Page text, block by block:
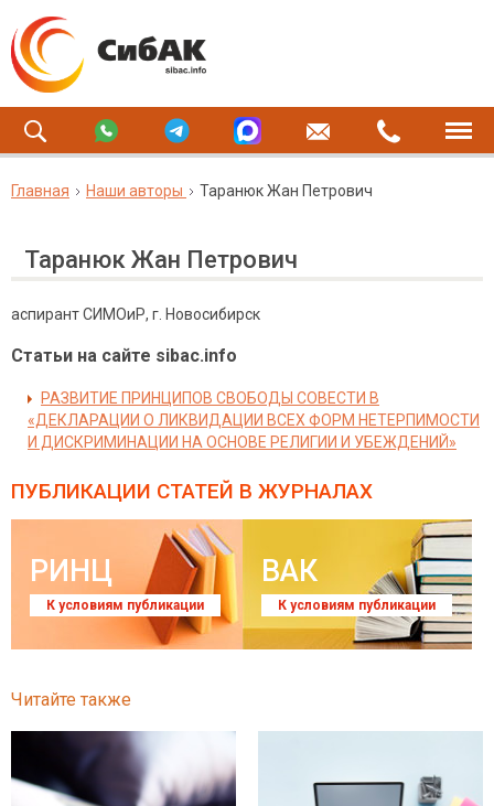
Главная Наши авторы Таранюк Жан Петрович
Таранюк Жан Петрович
аспирант СИМОиР, г. Новосибирск
Статьи на сайте sibac.info
РАЗВИТИЕ ПРИНЦИПОВ СВОБОДЫ СОВЕСТИ В
«ДЕКЛАРАЦИИ О ЛИКВИДАЦИИ ВСЕХ ФОРМ НЕТЕРПИМОСТИ
И ДИСКРИМИНАЦИИ НА ОСНОВЕ РЕЛИГИИ И УБЕЖДЕНИЙ»
ПУБЛИКАЦИИ СТАТЕЙ В ЖУРНАЛАХ
РИНЦ
К условиям публикации
ВАК
К условиям публикации
Читайте также